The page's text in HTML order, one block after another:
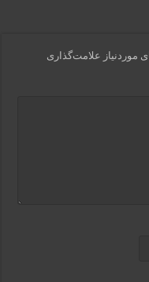
موردنیاز علامت‌گذاری